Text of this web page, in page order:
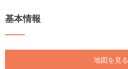
基本情報
地図を見る